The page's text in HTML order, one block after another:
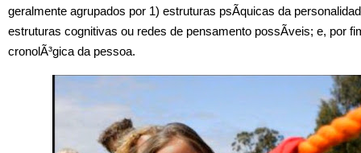
geralmente agrupados por 1) estruturas psÃ­quicas da
estruturas cognitivas ou redes de pensamento possÃ­veis; e, por
cronolÃ³gica da pessoa.